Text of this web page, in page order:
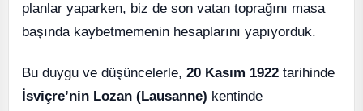
planlar yaparken, biz de son vatan toprağını masa
başında kaybetmemenin hesaplarını yapıyorduk.
Bu duygu ve düşüncelerle, 20 Kasım 1922 tarihinde
İsviçre’nin Lozan (Lausanne) kentinde